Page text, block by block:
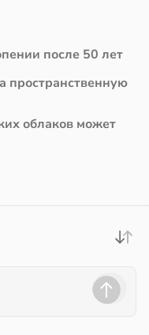
после 50 лет
пространственную
облаков может